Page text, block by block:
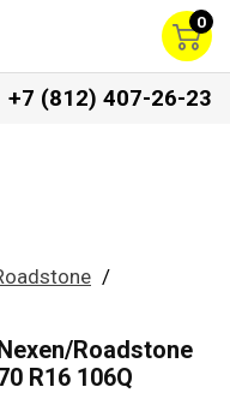
0
+7 (812) 407-26-23
Roadstone
R16 106Q